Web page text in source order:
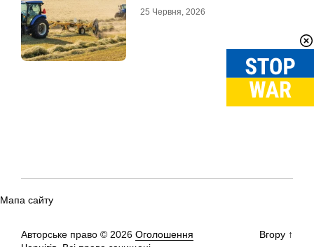
25 Червня, 2026
Мапа сайту
Авторське право © 2026 Оголошення
Вгору ↑